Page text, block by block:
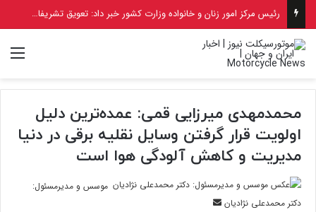
رئیس مرکز امور زنان و خانواده وزارت کشور خبر داد: تعویق تشریفات صدور گواهینامه برای بانوان و دختران به دلیل جنگ
محمدمهدی میرزایی قمی: عمده‌ترین دلیل
اولویت قرار گرفتن وسایل نقلیه برقی در دنیا
مدیریت و کاهش آلودگی هوا است
موسس و مدیرمسئول:
دکتر محمدعلی نژادیان
ارسال